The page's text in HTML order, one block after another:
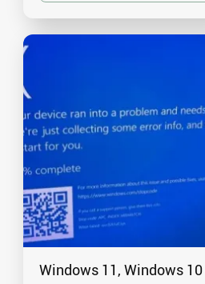
Windows 11, Windows 10